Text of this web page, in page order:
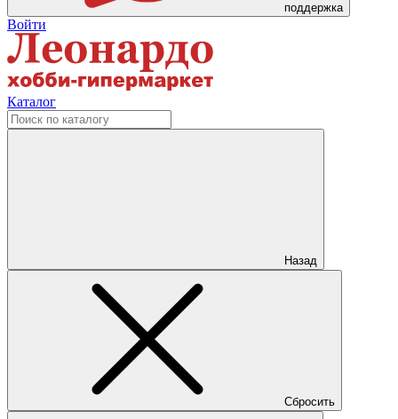
поддержка
Войти
Каталог
Назад
Сбросить